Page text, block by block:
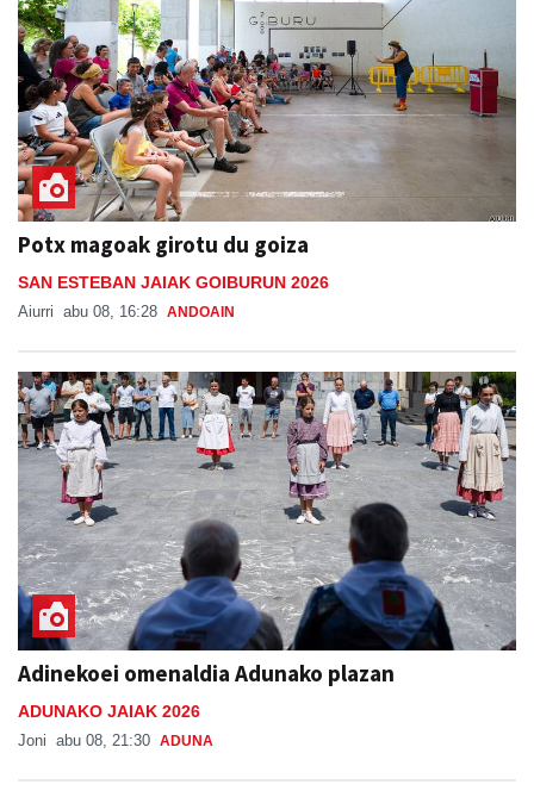
Potx magoak girotu du goiza
SAN ESTEBAN JAIAK GOIBURUN 2026
Aiurri abu 08, 16:28 ANDOAIN
Adinekoei omenaldia Adunako plazan
ADUNAKO JAIAK 2026
Joni abu 08, 21:30 ADUNA